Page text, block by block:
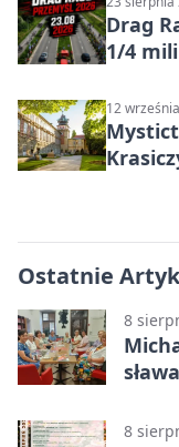
Drag
1/4
12
Ostatnie
8
8